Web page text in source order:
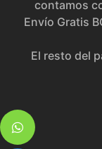
contamos
Envío Gratis
El resto del